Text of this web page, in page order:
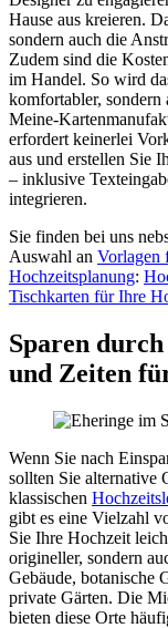
Hause aus kreieren.
sondern auch die
Zudem sind die
im Handel. So wird
komfortabler, sondern
Meine-
erfordert keinerlei
aus und erstellen Sie
– inklusive
integrieren.
Sie finden bei uns
Auswahl an Vorlagen
Hochzeitsplanung:
Tischkarten für Ihre
Sparen
und Zeiten
Wenn Sie nach
sollten Sie alternative
klassischen
gibt es eine Vielzahl
Sie Ihre Hochzeit
origineller, sondern
Gebäude, botanische
private Gärten. Die
bieten diese Orte